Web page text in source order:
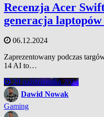
Recenzja Acer
generacja
06.12.2024
Zaprezentowany podczas
14 AI to…
29 października 2024
Dawid Nowak
Gaming